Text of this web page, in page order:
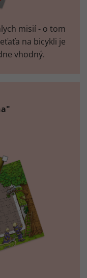
misií - o tom
na bicykli je
vhodný.